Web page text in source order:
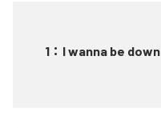
1 ： I wanna be down